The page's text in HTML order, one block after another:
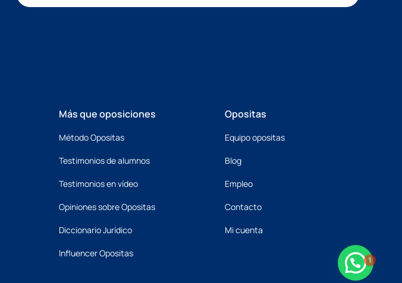
Más que oposiciones
Método Opositas
Testimonios de alumnos
Testimonios en vídeo
Opiniones sobre Opositas
Diccionario Jurídico
Influencer Opositas
Opositas
Equipo opositas
Blog
Empleo
Contacto
Mi cuenta
1